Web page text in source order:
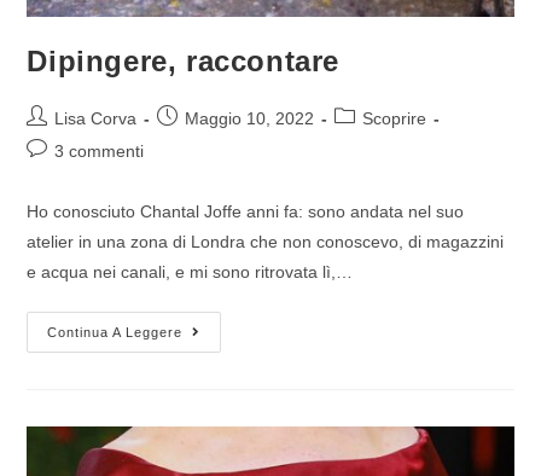
Dipingere, raccontare
Lisa Corva Maggio 10, 2022
Scoprire
3 commenti
Ho conosciuto Chantal Joffe anni fa: sono andata nel suo
atelier in una zona di Londra che non conoscevo, di magazzini
e acqua nei canali, e mi sono ritrovata lì,…
Continua A Leggere